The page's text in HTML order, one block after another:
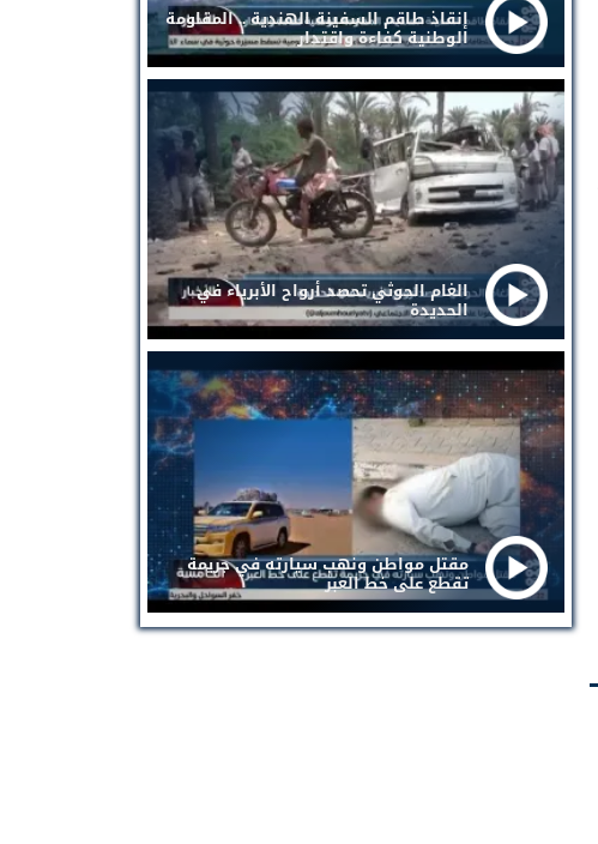
إنقاذ طاقم السفينة الهندية .. المقاومة
الوطنية كفاءة واقتدار
الغام الحوثي تحصد أرواح الأبرياء في
الحديدة
مقتل مواطن ونهب سيارته في جريمة
تقطع على خط العبر